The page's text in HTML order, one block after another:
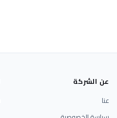
عن الشركة
عنا